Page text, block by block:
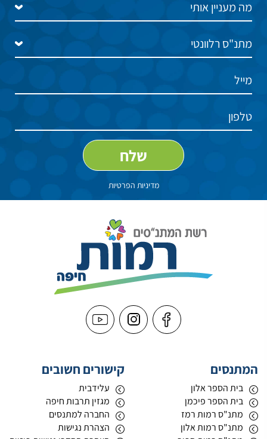
מדיניות הפרטיות
המתנסים
בית הספר אלון
בית הספר פיכמן
מתנ"ס רמות רמז
מתנ"ס רמות אלון
קישורים חשובים
עלידבית
מגזין תרבות חיפה
החברה למתנסים
הצהרת נגישות